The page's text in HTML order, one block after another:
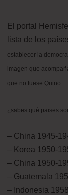
El portal
lista de los
establecer la
imagen que
que no fuese Quino.
¿sabes qué paises
– China 1945-
– Korea 1950-
– China 1950-
– Guatemala
– Indonesia 1958